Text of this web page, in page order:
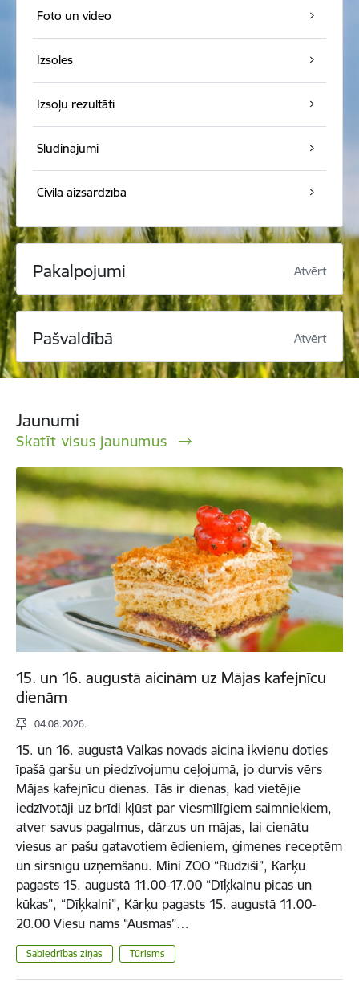
Foto un video
Izsoles
Izsoļu rezultāti
Sludinājumi
Civilā aizsardzība
Pakalpojumi Atvērt
Pašvaldībā Atvērt
Jaunumi
Skatīt visus jaunumus
15. un 16. augustā aicinām uz Mājas kafejnīcu
dienām
04.08.2026.
15. un 16. augustā Valkas novads aicina ikvienu doties
īpašā garšu un piedzīvojumu ceļojumā, jo durvis vērs
Mājas kafejnīcu dienas. Tās ir dienas, kad vietējie
iedzīvotāji uz brīdi kļūst par viesmīlīgiem saimniekiem,
atver savus pagalmus, dārzus un mājas, lai cienātu
viesus ar pašu gatavotiem ēdieniem, ģimenes receptēm
un sirsnīgu uzņemšanu. Mini ZOO “Rudzīši”, Kārķu
pagasts 15. augustā 11.00-17.00 “Dīķkalnu picas un
kūkas”, “Dīķkalni”, Kārķu pagasts 15. augustā 11.00-
20.00 Viesu nams “Ausmas”…
Sabiedrības ziņas Tūrisms